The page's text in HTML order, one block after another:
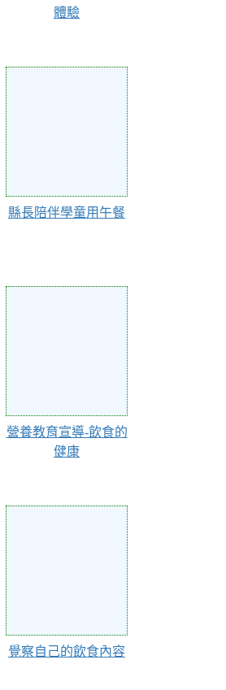
體驗
縣長陪伴學童用午餐
營養教育宣導-飲食的
健康
覺察自己的飲食內容